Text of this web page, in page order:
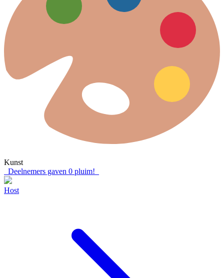
Kunst
Deelnemers gaven 0 pluim!
Host